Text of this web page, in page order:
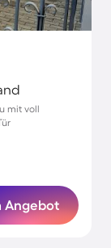
mit voll
Angebot